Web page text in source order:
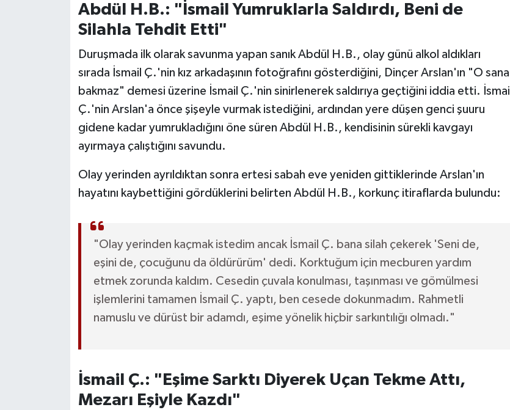
Abdül H.B.: "İsmail Yumruklarla Saldırdı, Beni de
Silahla Tehdit Etti"
Duruşmada ilk olarak savunma yapan sanık Abdül H.B., olay günü alkol aldıkları
sırada İsmail Ç.'nin kız arkadaşının fotoğrafını gösterdiğini, Dinçer Arslan'ın "O sana
bakmaz" demesi üzerine İsmail Ç.'nin sinirlenerek saldırıya geçtiğini iddia etti. İsmail
Ç.'nin Arslan'a önce şişeyle vurmak istediğini, ardından yere düşen genci şuuru
gidene kadar yumrukladığını öne süren Abdül H.B., kendisinin sürekli kavgayı
ayırmaya çalıştığını savundu.
Olay yerinden ayrıldıktan sonra ertesi sabah eve yeniden gittiklerinde Arslan'ın
hayatını kaybettiğini gördüklerini belirten Abdül H.B., korkunç itiraflarda bulundu:
"Olay yerinden kaçmak istedim ancak İsmail Ç. bana silah çekerek 'Seni de,
eşini de, çocuğunu da öldürürüm' dedi. Korktuğum için mecburen yardım
etmek zorunda kaldım. Cesedin çuvala konulması, taşınması ve gömülmesi
işlemlerini tamamen İsmail Ç. yaptı, ben cesede dokunmadım. Rahmetli
namuslu ve dürüst bir adamdı, eşime yönelik hiçbir sarkıntılığı olmadı."
İsmail Ç.: "Eşime Sarktı Diyerek Uçan Tekme Attı,
Mezarı Eşiyle Kazdı"
Röportaj